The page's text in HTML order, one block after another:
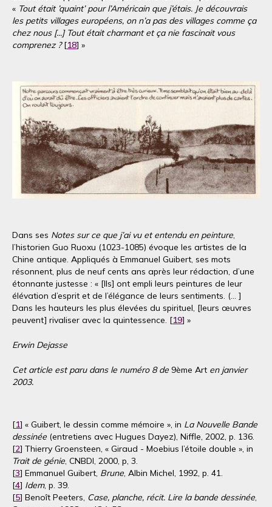
« Tout était ’quaint’ pour l’Américain que j’étais. Je découvrais
les petits villages européens, on n’a pas des villages comme ça
chez nous [...] Tout était charmant et ça nie fascinait vous
comprenez ?[18] »
Dans ses Notes sur ce que j’ai vu et entendu en peinture,
l’historien Guo Ruoxu (1023-1085) évoque les artistes de la
Chine antique. Appliqués à Emmanuel Guibert, ses mots
résonnent, plus de neuf cents ans après leur rédaction, d’une
étonnante justesse : « [Ils] ont empli leurs peintures de leur
élévation d’esprit et de l’élégance de leurs sentiments. (... ]
Dans les hauteurs les plus élevées du spirituel, [leurs œuvres
peuvent] rivaliser avec la quintessence. [19] »
Erwin Dejasse
Cet article est paru dans le numéro 8 de 9ème Art en janvier
2003.
[1] « Guibert, le dessin comme mémoire », in La Nouvelle Bande
dessinée (entretiens avec Hugues Dayez), Niffle, 2002, p. 136.
[2] Thierry Groensteen, « Giraud - Moebius l’étoile double », in
Trait de génie, CNBDI, 2000, p, 3.
[3] Emmanuel Guibert, Brune, Albin Michel, 1992, p. 41.
[4] Idem, p. 39.
[5] Benoît Peeters, Case, planche, récit. Lire la bande dessinée,